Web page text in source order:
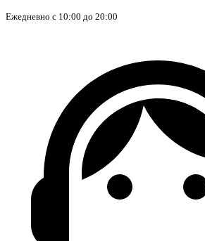
Ежедневно с 10:00 до 20:00